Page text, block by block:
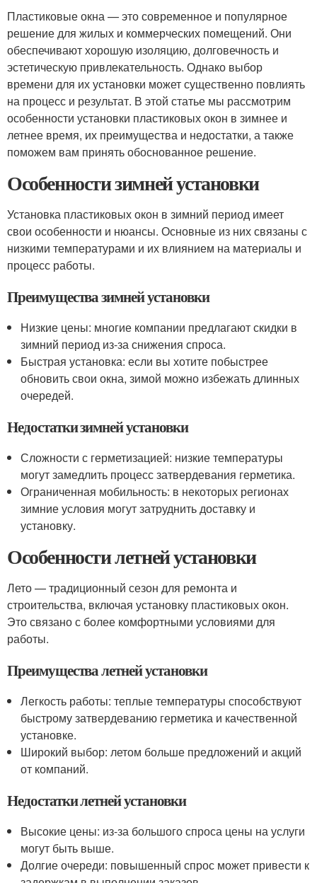
Пластиковые окна — это современное и популярное
решение для жилых и коммерческих помещений. Они
обеспечивают хорошую изоляцию, долговечность и
эстетическую привлекательность. Однако выбор
времени для их установки может существенно повлиять
на процесс и результат. В этой статье мы рассмотрим
особенности установки пластиковых окон в зимнее и
летнее время, их преимущества и недостатки, а также
поможем вам принять обоснованное решение.
Особенности зимней установки
Установка пластиковых окон в зимний период имеет
свои особенности и нюансы. Основные из них связаны с
низкими температурами и их влиянием на материалы и
процесс работы.
Преимущества зимней установки
Низкие цены: многие компании предлагают скидки в
зимний период из-за снижения спроса.
Быстрая установка: если вы хотите побыстрее
обновить свои окна, зимой можно избежать длинных
очередей.
Недостатки зимней установки
Сложности с герметизацией: низкие температуры
могут замедлить процесс затвердевания герметика.
Ограниченная мобильность: в некоторых регионах
зимние условия могут затруднить доставку и
установку.
Особенности летней установки
Лето — традиционный сезон для ремонта и
строительства, включая установку пластиковых окон.
Это связано с более комфортными условиями для
работы.
Преимущества летней установки
Легкость работы: теплые температуры способствуют
быстрому затвердеванию герметика и качественной
установке.
Широкий выбор: летом больше предложений и акций
от компаний.
Недостатки летней установки
Высокие цены: из-за большого спроса цены на услуги
могут быть выше.
Долгие очереди: повышенный спрос может привести к